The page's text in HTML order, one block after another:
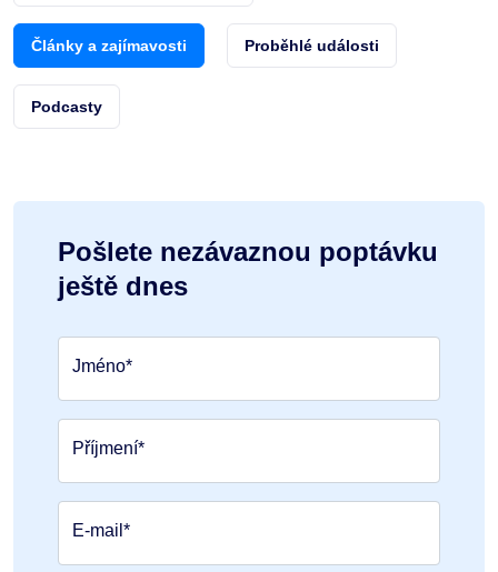
Články a zajímavosti Proběhlé události
Podcasty
Pošlete nezávaznou poptávku
ještě dnes
Jméno*
Příjmení*
E-mail*